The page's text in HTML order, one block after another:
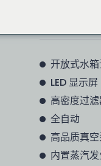
牙
开放式水
LED 显示屏
高密度过
全自动
高品质真
内置蒸汽